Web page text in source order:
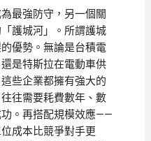
最強防守，另一個關
護城河」。所謂護城
優勢。無論是台積電
是特斯拉在電動車供
些企業都擁有強大的
往需要耗費數年、數
。再搭配規模效應——
成本比競爭對手更